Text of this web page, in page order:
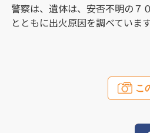
警察は、遺体は、安否不明の７
とともに出火原因を調べていま
こ